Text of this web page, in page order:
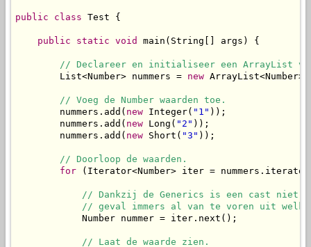
public class Test {
public static void main(String[] args) {
// Declareer en initialiseer een ArrayList
        List<Number> nummers =
new
// Voeg de Number waarden toe.
        nummers.add(
new Integer( "1" ));
        nummers.add(
new Long( "2" ));
        nummers.add(
new Short( "3" ));
// Doorloop de waarden.
for (Iterator<Number> iter =
// Dankzij de Generics is een cast niet
// geval immers al van te voren uit
            Number nummer = iter.next();
// Laat de waarde zien.